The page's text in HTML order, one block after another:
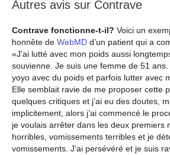
Autres avis sur Contrave
Contrave fonctionne-t-il? Voici un
honnête de WebMD d’un patient qui a
«J’ai lutté avec mon poids aussi
souvienne. Je suis une femme de 51 ans.
yoyo avec du poids et parfois lutter avec
Elle semblait ravie de me proposer cette
quelques critiques et j’ai eu des doutes,
implicitement, alors j’ai commencé le
je voulais arrêter dans les deux premiers
horribles, vomissements terribles et je
vomissements. J’ai persévéré et je suis